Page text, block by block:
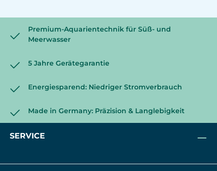
Premium-Aquarientechnik für Süß- und
Meerwasser
5 Jahre Gerätegarantie
Energiesparend: Niedriger Stromverbrauch
Made in Germany: Präzision & Langlebigkeit
SERVICE